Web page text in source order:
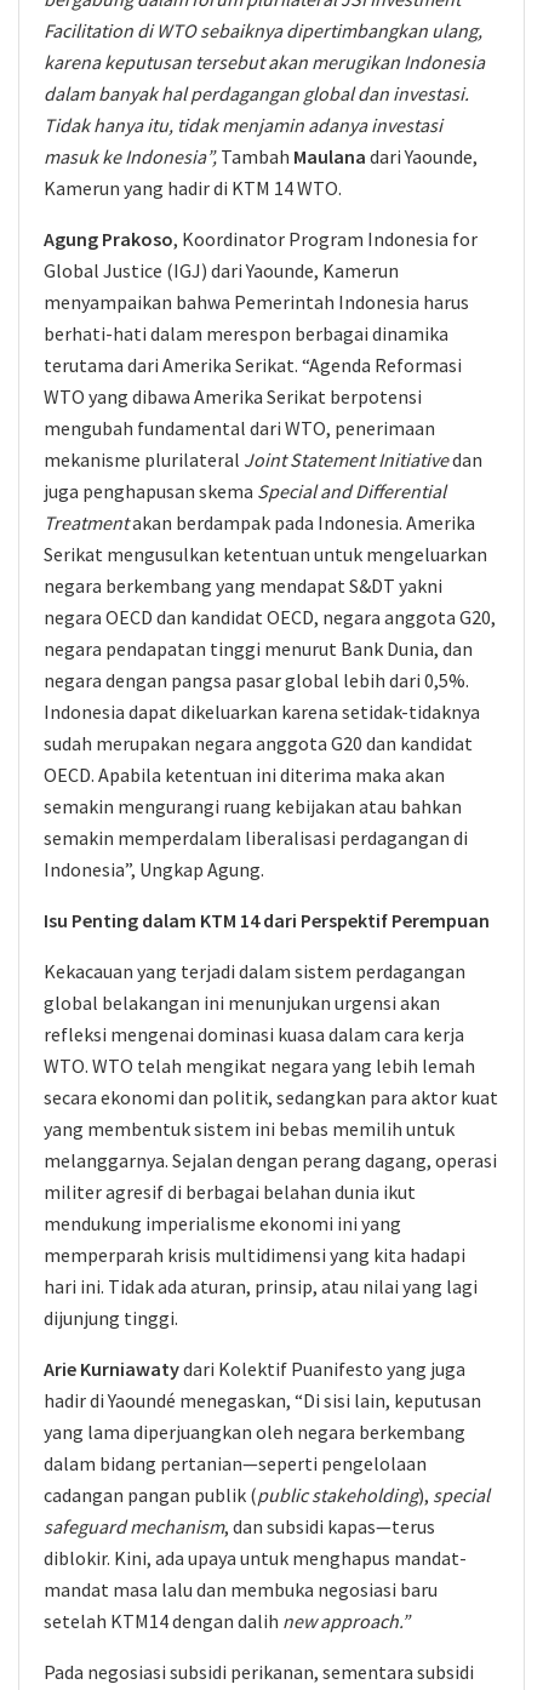
Facilitation di WTO sebaiknya dipertimbangkan ulang,
karena keputusan tersebut akan merugikan Indonesia
dalam banyak hal perdagangan global dan investasi.
Tidak hanya itu, tidak menjamin adanya investasi
masuk ke Indonesia”, Tambah Maulana dari Yaounde,
Kamerun yang hadir di KTM 14 WTO.
Agung Prakoso, Koordinator Program Indonesia for
Global Justice (IGJ) dari Yaounde, Kamerun
menyampaikan bahwa Pemerintah Indonesia harus
berhati-hati dalam merespon berbagai dinamika
terutama dari Amerika Serikat. “Agenda Reformasi
WTO yang dibawa Amerika Serikat berpotensi
mengubah fundamental dari WTO, penerimaan
mekanisme plurilateral Joint Statement Initiativedan
juga penghapusan skema Special and Differential
Treatmentakan berdampak pada Indonesia. Amerika
Serikat mengusulkan ketentuan untuk mengeluarkan
negara berkembang yang mendapat S&DT yakni
negara OECD dan kandidat OECD, negara anggota G20,
negara pendapatan tinggi menurut Bank Dunia, dan
negara dengan pangsa pasar global lebih dari 0,5%.
Indonesia dapat dikeluarkan karena setidak-tidaknya
sudah merupakan negara anggota G20 dan kandidat
OECD. Apabila ketentuan ini diterima maka akan
semakin mengurangi ruang kebijakan atau bahkan
semakin memperdalam liberalisasi perdagangan di
Indonesia”, Ungkap Agung.
Isu Penting dalam KTM 14 dari Perspektif Perempuan
Kekacauan yang terjadi dalam sistem perdagangan
global belakangan ini menunjukan urgensi akan
refleksi mengenai dominasi kuasa dalam cara kerja
WTO. WTO telah mengikat negara yang lebih lemah
secara ekonomi dan politik, sedangkan para aktor kuat
yang membentuk sistem ini bebas memilih untuk
melanggarnya. Sejalan dengan perang dagang, operasi
militer agresif di berbagai belahan dunia ikut
mendukung imperialisme ekonomi ini yang
memperparah krisis multidimensi yang kita hadapi
hari ini. Tidak ada aturan, prinsip, atau nilai yang lagi
dijunjung tinggi.
Arie Kurniawatydari Kolektif Puanifesto yang juga
hadir di Yaoundé menegaskan, “Di sisi lain, keputusan
yang lama diperjuangkan oleh negara berkembang
dalam bidang pertanian—seperti pengelolaan
cadangan pangan publik (public stakeholding), special
safeguard mechanism, dan subsidi kapas—terus
diblokir. Kini, ada upaya untuk menghapus mandat-
mandat masa lalu dan membuka negosiasi baru
setelah KTM14 dengan dalih new approach.”
Pada negosiasi subsidi perikanan, sementara subsidi